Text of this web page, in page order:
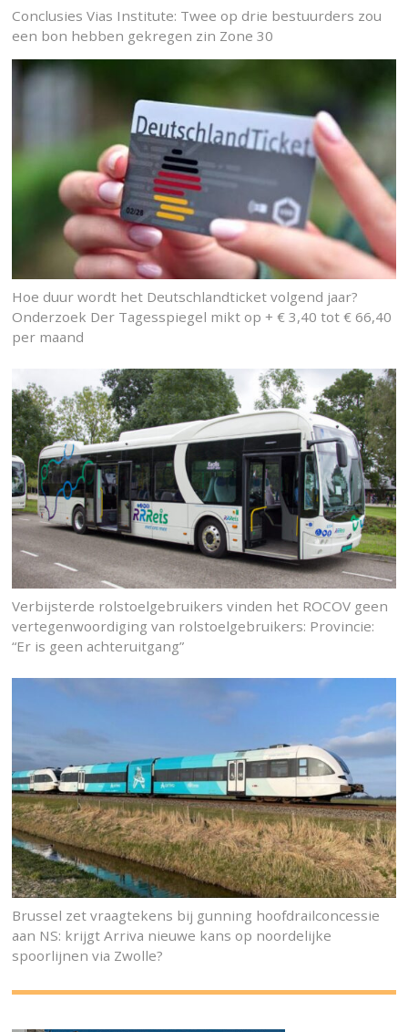
Conclusies Vias Institute: Twee op drie bestuurders zou
een bon hebben gekregen zin Zone 30
Hoe duur wordt het Deutschlandticket volgend jaar?
Onderzoek Der Tagesspiegel mikt op + € 3,40 tot € 66,40
per maand
Verbijsterde rolstoelgebruikers vinden het ROCOV geen
vertegenwoordiging van rolstoelgebruikers: Provincie:
“Er is geen achteruitgang”
Brussel zet vraagtekens bij gunning hoofdrailconcessie
aan NS: krijgt Arriva nieuwe kans op noordelijke
spoorlijnen via Zwolle?